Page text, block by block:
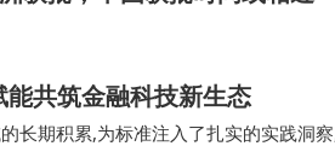
共筑金融科技新生态
长期积累,为标准注入了扎实的实践洞